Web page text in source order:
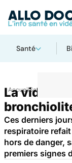
Santé
AccueilSanté
La vidéo
Ces derniers
respiratoire
hors de danger,
premiers signes